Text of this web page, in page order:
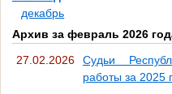
декабрь
Архив за февраль 2026
27.02.2026
Судьи
работы за 2025